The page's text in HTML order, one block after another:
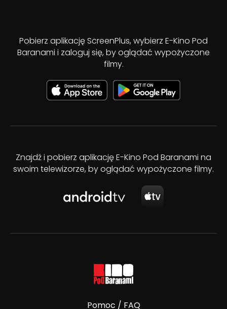
Pobierz aplikację ScreenPlus, wybierz E-Kino Pod
Baranami i zaloguj się, by oglądać wypożyczone
filmy.
Znajdź i pobierz aplikację E-Kino Pod Baranami na
swoim telewizorze, by oglądać wypożyczone filmy.
Pomoc / FAQ